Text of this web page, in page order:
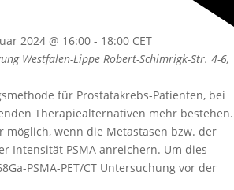
2024 @ 16:00 - 18:00 CET
Westfalen-Lippe Robert-Schimrigk-Str. 4-6,
für Prostatakrebs-Patienten, bei
Therapiealternativen mehr bestehen.
möglich, wenn die Metastasen bzw. der
Intensität PSMA anreichern. Um dies
PSMA-PET/CT Untersuchung vor der